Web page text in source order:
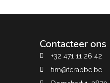
Contacteer ons
+32 471 11 26 42
tim@tcrabbe.be